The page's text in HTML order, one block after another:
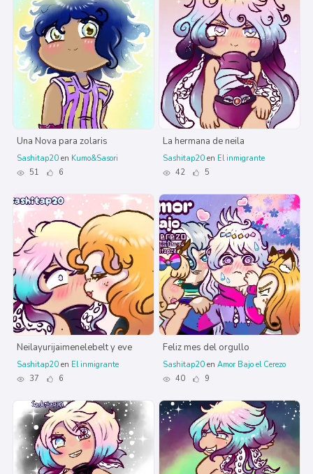
Una Nova para zolaris
Sashitap20 en Kumo&Sasori
51
6
La hermana de neila
Sashitap20 en El inmigrante
42
5
Neilayurijaimenelebelt y eve
Sashitap20 en El inmigrante
37
6
Feliz mes del orgullo
Sashitap20 en Amor Bajo el Cerezo
40
9